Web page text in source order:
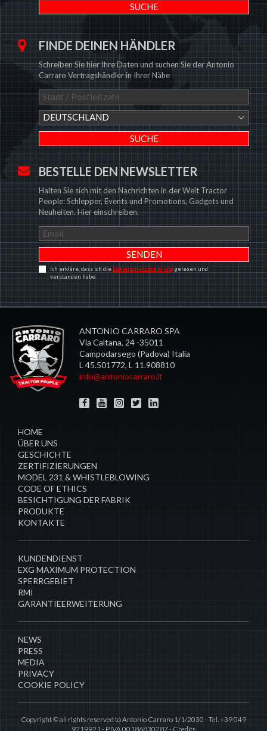
FINDE DEINEN HÄNDLER
Schreiben Sie hier Ihre Daten und suchen Sie der Antonio
Carraro Vertragshändler in Ihrer Nähe
DEUTSCHLAND
BESTELLE DEN NEWSLETTER
Halten Sie sich mit den Nachrichten in der Welt Tractor
People: Schlepper, Events und Promotions, Gadgets und
Neuheiten. Hier einschreiben.
Ich erkläre, dass ich die Datenschutzerklärunggelesen und
verstanden habe.
ANTONIO CARRARO SPA
Via Caltana, 24 -35011
Campodarsego (Padova) Italia
L 45.501772, L 11.908810
info@antoniocarraro.it
HOME
ÜBER UNS
GESCHICHTE
ZERTIFIZIERUNGEN
MODEL 231 & WHISTLEBLOWING
CODE OF ETHICS
BESICHTIGUNG DER FABRIK
PRODUKTE
KONTAKTE
​KUNDENDIENST
EXG MAXIMUM PROTECTION
SPERRGEBIET
RMI
GARANTIEERWEITERUNG
NEWS
PRESS
MEDIA
PRIVACY
COOKIE POLICY
Copyright © all rights reserved to Antonio Carraro 1/1/2030 - Tel. +39 049
9219921 - P.IVA 00186830287 - Credits